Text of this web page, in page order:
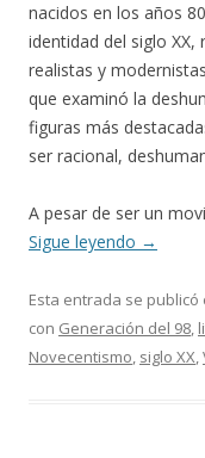
nacidos en los años
identidad del siglo
realistas y
que examinó la
figuras más
ser racional,
A pesar de ser un
Sigue leyendo →
Esta entrada se publicó
con Generación del 98,
Novecentismo, siglo XX,